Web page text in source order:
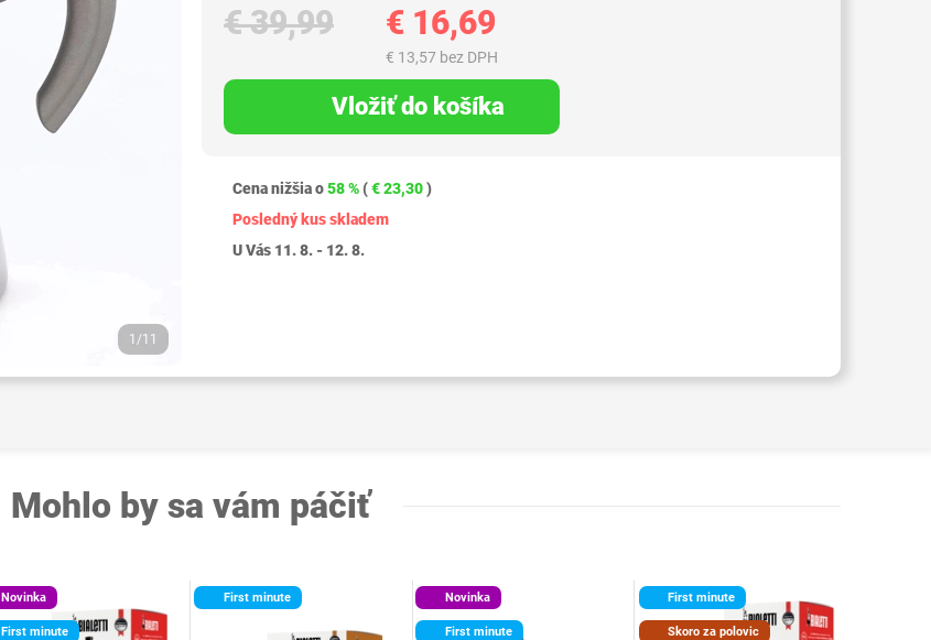
1/11
€ 39,99 € 16,69
€ 13,57 bez DPH
Vložiť do košíka
Cena nižšia o58 % (€ 23,30)
Posledný kus skladem
U Vás 11. 8. - 12. 8.
Mohlo by sa vám páčiť
Novinka
First minute
First minute Novinka
First minute
First minute
Skoro za polovic